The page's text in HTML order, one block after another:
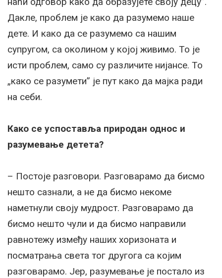
Дакле, проблем је како да разумемо наше
дете. И како да се разумемо са нашим
супругом, са околином у којој живимо. То је
исти проблем, само су различите нијансе. То
„како се разумети” је пут како да мајка ради
на себи.
Како се успоставља природан однос и
разумевање детета?
– Постоје разговори. Разговарамо да бисмо
нешто сазнали, а не да бисмо некоме
наметнули своју мудрост. Разговарамо да
бисмо нешто чули и да бисмо направили
равнотежу између наших хоризоната и
посматрања света тог другога са којим
разговарамо. Јер, разумевање је постало из